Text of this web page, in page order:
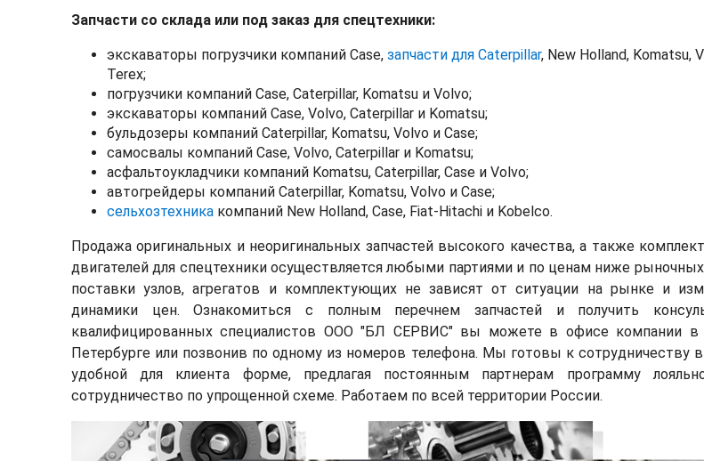
Запчасти со склада или под заказ для спецтехники:
экскаваторы погрузчики компаний Сase, запчасти для Caterpillar, New Holland, Komatsu,
Terex;
погрузчики компаний Case, Caterpillar, Komatsu и Volvo;
экскаваторы компаний Case, Volvo, Caterpillar и Komatsu;
бульдозеры компаний Caterpillar, Komatsu, Volvo и Case;
самосвалы компаний Case, Volvo, Caterpillar и Komatsu;
асфальтоукладчики компаний Komatsu, Caterpillar, Case и Volvo;
автогрейдеры компаний Caterpillar, Komatsu, Volvo и Case;
сельхозтехника компаний New Holland, Case, Fiat-Hitachi и Kobelco.
Продажа оригинальных и неоригинальных запчастей высокого качества, а также
двигателей для спецтехники осуществляется любыми партиями и по ценам ниже
поставки узлов, агрегатов и комплектующих не зависят от ситуации на рынке и
динамики цен. Ознакомиться с полным перечнем запчастей и получить
квалифицированных специалистов ООО "БЛ СЕРВИС" вы можете в офисе компании в
Петербурге или позвонив по одному из номеров телефона. Мы готовы к сотрудничеству
удобной для клиента форме, предлагая постоянным партнерам программу
сотрудничество по упрощенной схеме. Работаем по всей территории России.